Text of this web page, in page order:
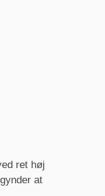
ret høj
at